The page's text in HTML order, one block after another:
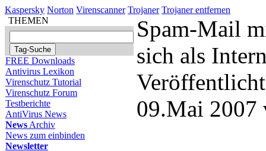
Kaspersky Norton Virenscanner Trojaner Trojaner entfernen
THEMEN
FREE Downloads
Antivirus Lexikon
Virenschutz Tutorial
Virenschutz Forum
Testberichte
AntiVirus News
News Archiv
News zum einbinden
Newsletter
Spam-Mail
sich als
09.Mai 2007